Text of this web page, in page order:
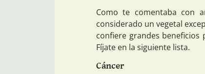
Como te comentaba con
considerado un vegetal
confiere grandes beneficios
Fíjate en la siguiente lista.
Cáncer